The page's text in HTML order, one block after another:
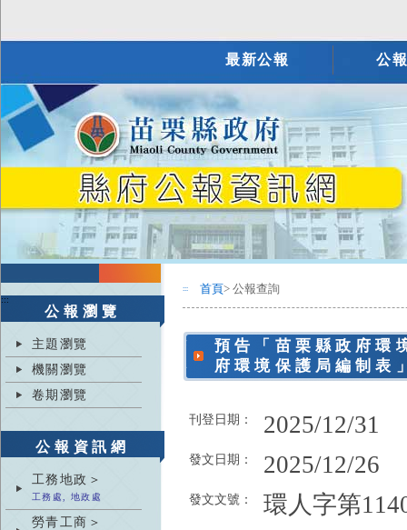
最新公報 公
:::
公報瀏覽
主題瀏覽
機關瀏覽
卷期瀏覽
公報資訊網
工務地政＞
工務處, 地政處
勞青工商＞
::: 首頁> 公報查詢
預告「苗栗縣政府環
府環境保護局編制表
刊登日期： 2025/12/31
發文日期： 2025/12/26
發文文號： 環人字第